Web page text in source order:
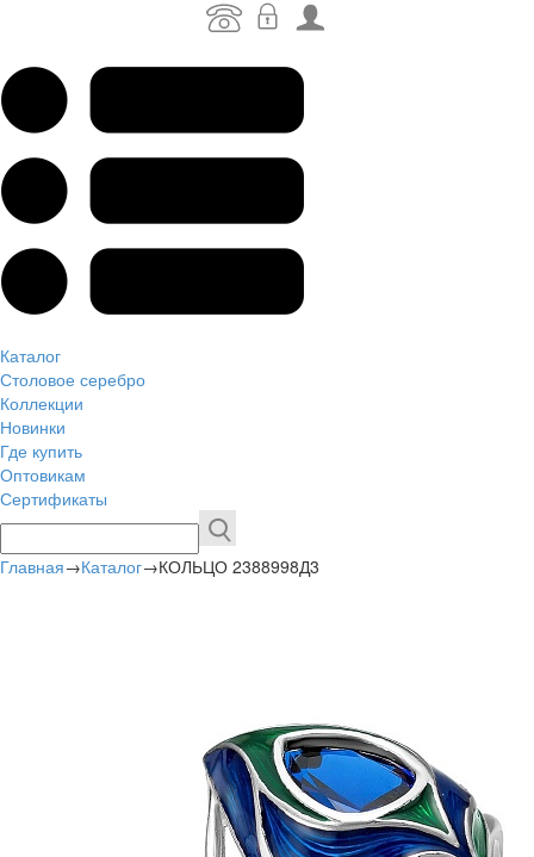
Каталог
Столовое серебро
Коллекции
Новинки
Где купить
Оптовикам
Сертификаты
Главная→Каталог→КОЛЬЦО 2388998Д3